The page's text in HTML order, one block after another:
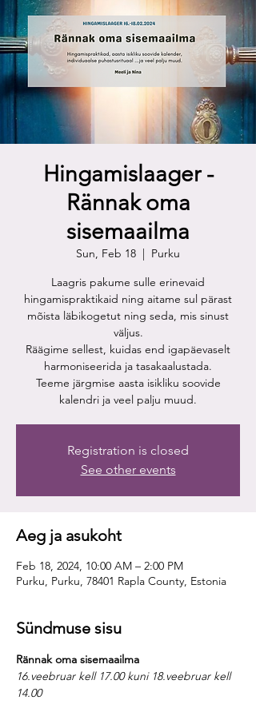
Hingamislaager -
Rännak oma
sisemaailma
Sun, Feb 18
  |
Purku
Laagris pakume sulle erinevaid
hingamispraktikaid ning aitame sul pärast
mõista läbikogetut ning seda, mis sinust
väljus.
Räägime sellest, kuidas end igapäevaselt
harmoniseerida ja tasakaalustada.
Teeme järgmise aasta isikliku soovide
kalendri ja veel palju muud.
Registration is closed
See other events
Aeg ja asukoht
Feb 18, 2024, 10:00 AM – 2:00 PM
Purku, Purku, 78401 Rapla County, Estonia
Sündmuse sisu
Rännak oma sisemaailma
16.veebruar kell 17.00 kuni 18.veebruar kell
14.00